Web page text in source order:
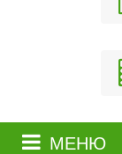
МЕНЮ